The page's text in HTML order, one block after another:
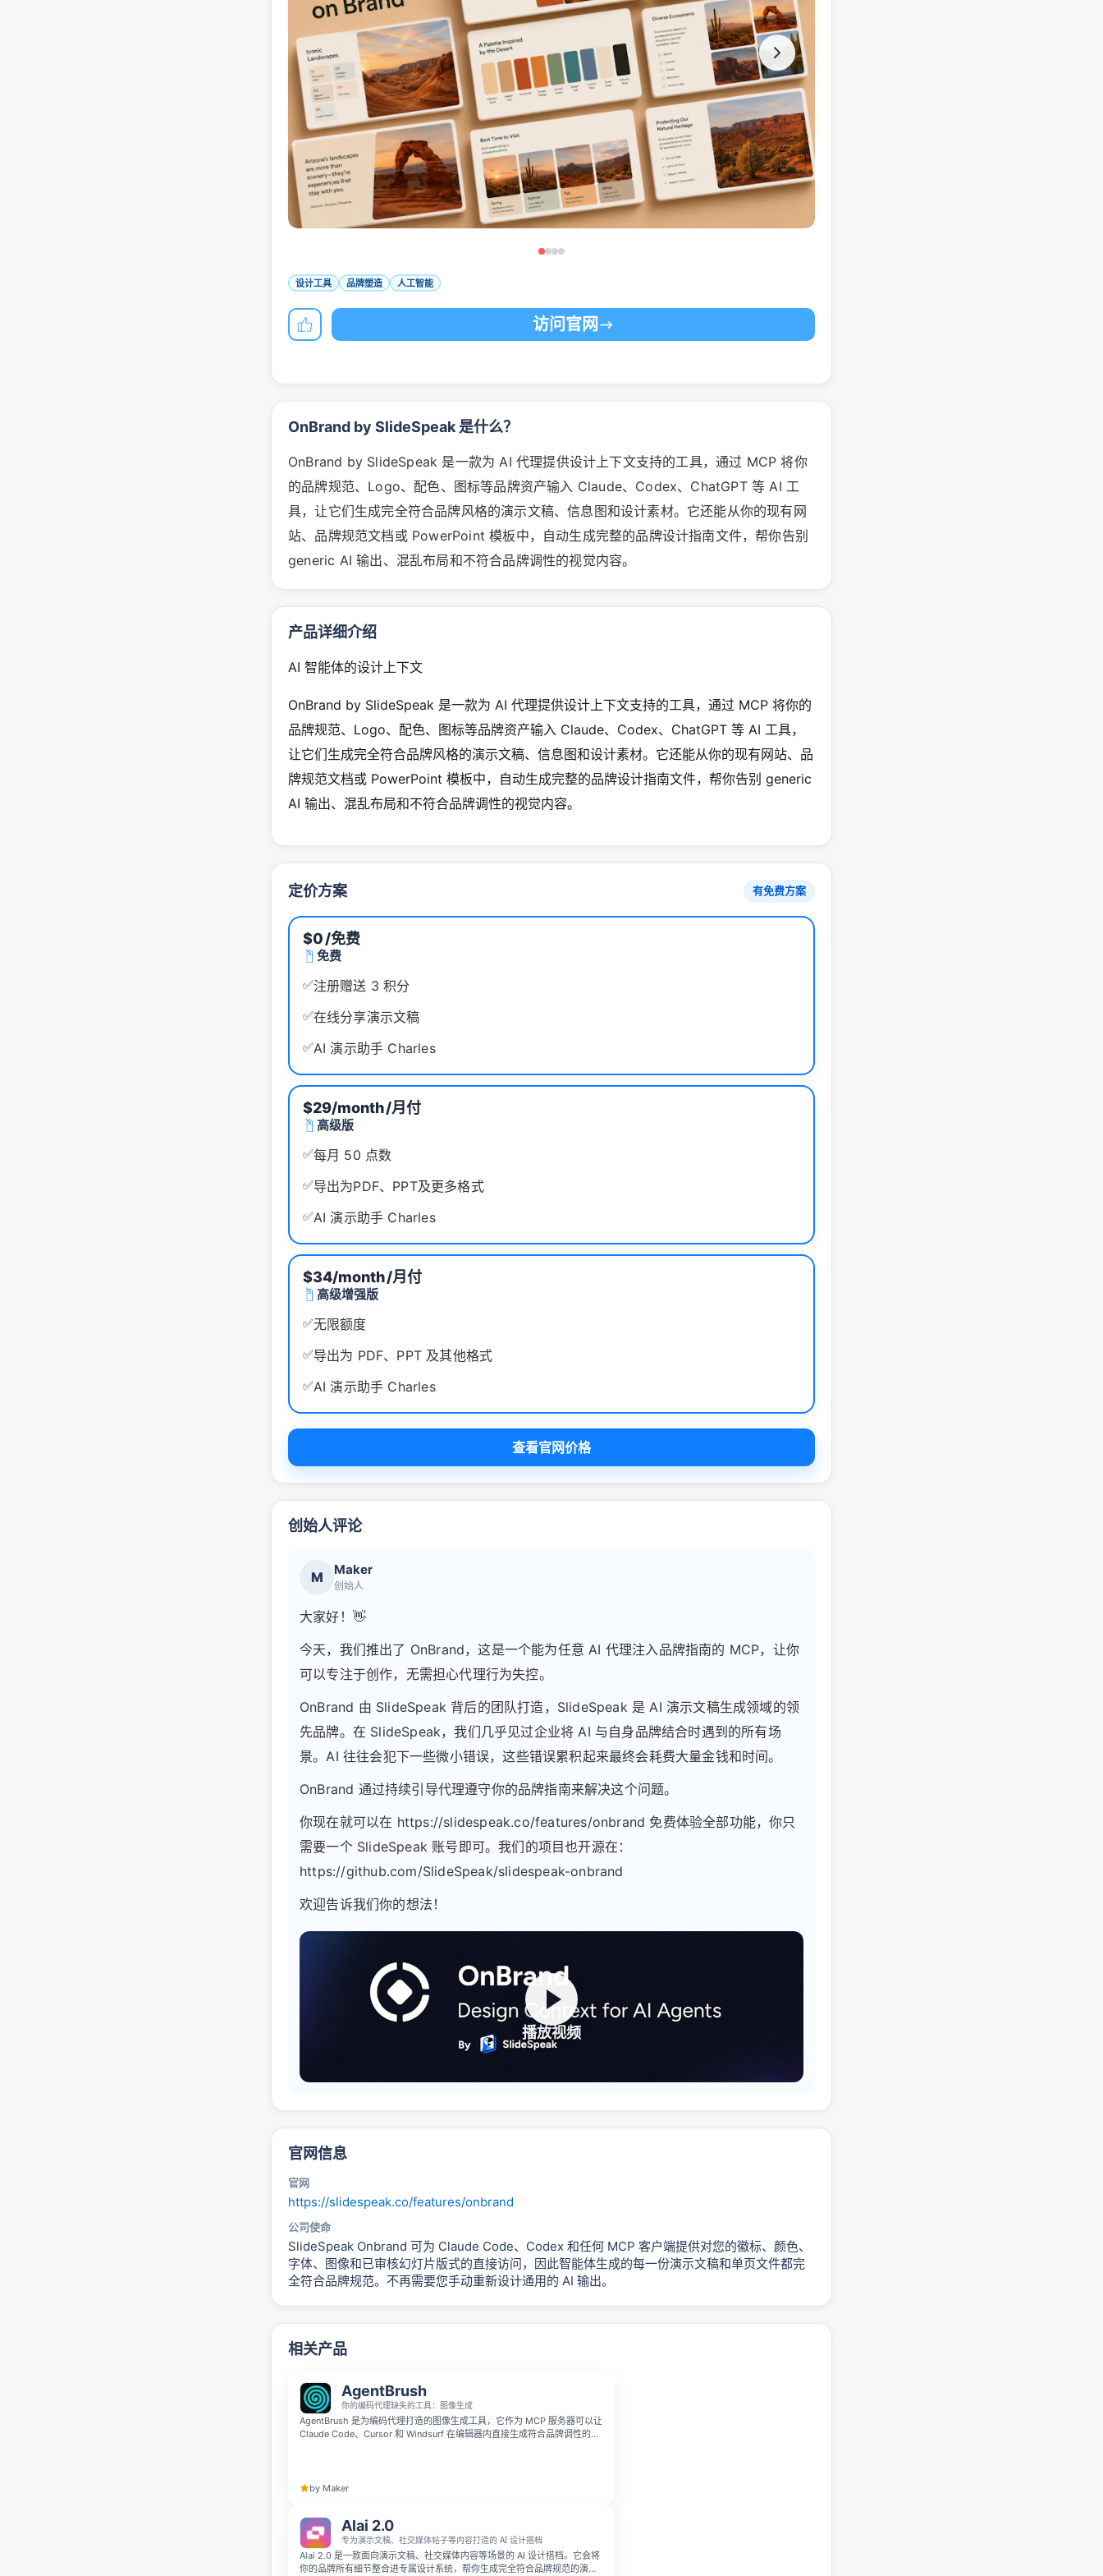
设计工具 品牌塑造 人工智能
访问官网
OnBrand by SlideSpeak 是什么？
OnBrand by SlideSpeak 是一款为 AI 代理提供设计上下文支持的工具，通过 MCP 将你
的品牌规范、Logo、配色、图标等品牌资产输入 Claude、Codex、ChatGPT 等 AI 工
具，让它们生成完全符合品牌风格的演示文稿、信息图和设计素材。它还能从你的现有网
站、品牌规范文档或 PowerPoint 模板中，自动生成完整的品牌设计指南文件，帮你告别
generic AI 输出、混乱布局和不符合品牌调性的视觉内容。
产品详细介绍
AI 智能体的设计上下文
OnBrand by SlideSpeak 是一款为 AI 代理提供设计上下文支持的工具，通过 MCP 将你的
品牌规范、Logo、配色、图标等品牌资产输入 Claude、Codex、ChatGPT 等 AI 工具，
让它们生成完全符合品牌风格的演示文稿、信息图和设计素材。它还能从你的现有网站、品
牌规范文档或 PowerPoint 模板中，自动生成完整的品牌设计指南文件，帮你告别 generic
AI 输出、混乱布局和不符合品牌调性的视觉内容。
定价方案 有免费方案
$0/免费
免费
✅注册赠送 3 积分
✅在线分享演示文稿
✅AI 演示助手 Charles
$29/month/月付
高级版
✅每月 50 点数
✅导出为PDF、PPT及更多格式
✅AI 演示助手 Charles
$34/month/月付
高级增强版
✅无限额度
✅导出为 PDF、PPT 及其他格式
✅AI 演示助手 Charles
查看官网价格
创始人评论
M Maker
创始人
大家好！👋
今天，我们推出了 OnBrand，这是一个能为任意 AI 代理注入品牌指南的 MCP，让你
可以专注于创作，无需担心代理行为失控。
OnBrand 由 SlideSpeak 背后的团队打造，SlideSpeak 是 AI 演示文稿生成领域的领
先品牌。在 SlideSpeak，我们几乎见过企业将 AI 与自身品牌结合时遇到的所有场
景。AI 往往会犯下一些微小错误，这些错误累积起来最终会耗费大量金钱和时间。
OnBrand 通过持续引导代理遵守你的品牌指南来解决这个问题。
你现在就可以在 https://slidespeak.co/features/onbrand 免费体验全部功能，你只
需要一个 SlideSpeak 账号即可。我们的项目也开源在：
https://github.com/SlideSpeak/slidespeak-onbrand
欢迎告诉我们你的想法！
播放视频
官网信息
官网
https://slidespeak.co/features/onbrand
公司使命
SlideSpeak Onbrand 可为 Claude Code、Codex 和任何 MCP 客户端提供对您的徽标、颜色、
字体、图像和已审核幻灯片版式的直接访问，因此智能体生成的每一份演示文稿和单页文件都完
全符合品牌规范。不再需要您手动重新设计通用的 AI 输出。
相关产品
AgentBrush
你的编码代理缺失的工具：图像生成
AgentBrush 是为编码代理打造的图像生成工具，它作为 MCP 服务器可以让
Claude Code、Cursor 和 Windsurf 在编辑器内直接生成符合品牌调性的图
by Maker
Alai 2.0
专为演示文稿、社交媒体帖子等内容打造的 AI 设计搭档
Alai 2.0 是一款面向演示文稿、社交媒体内容等场景的 AI 设计搭档。它会将
你的品牌所有细节整合进专属设计系统，帮你生成完全符合品牌规范的演示